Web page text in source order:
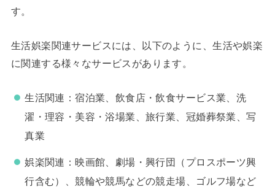
す。
生活娯楽関連サービスには、以下のように、生活や娯楽
に関連する様々なサービスがあります。
生活関連：宿泊業、飲食店・飲食サービス業、洗
濯・理容・美容・浴場業、旅行業、冠婚葬祭業、写
真業
娯楽関連：映画館、劇場・興行団（プロスポーツ興
行含む）、競輪や競馬などの競走場、ゴルフ場など